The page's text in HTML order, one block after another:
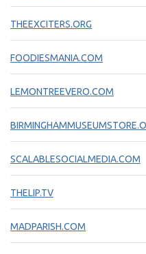
THEEXCITERS.ORG
FOODIESMANIA.COM
LEMONTREEVERO.COM
SCALABLESOCIALMEDIA.COM
THELIP.TV
MADPARISH.COM